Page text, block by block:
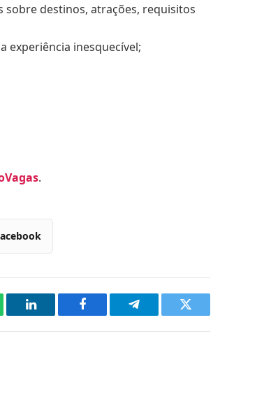
sobre destinos, atrações, requisitos
experiência inesquecível;
.
LinkedIn Facebook Telegram Twitter